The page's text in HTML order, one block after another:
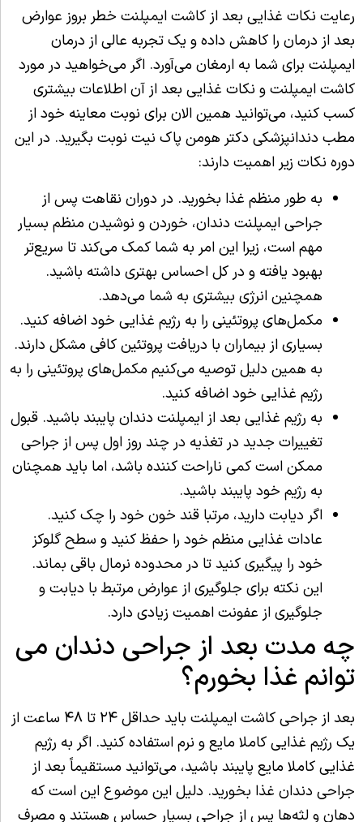
رعایت نکات غذایی بعد از کاشت ایمپلنت خطر بروز عوارض
بعد از درمان را کاهش داده و یک تجربه عالی از درمان
ایمپلنت برای شما به ارمغان می‌آورد. اگر می‌خواهید در مورد
کاشت ایمپلنت و نکات غذایی بعد از آن اطلاعات بیشتری
کسب کنید، می‌توانید همین الان برای نوبت معاینه خود از
مطب دندانپزشکی دکتر هومن پاک نیت نوبت بگیرید. در این
دوره نکات زیر اهمیت دارند:
به طور منظم غذا بخورید. در دوران نقاهت پس از
جراحی ایمپلنت دندان، خوردن و نوشیدن منظم بسیار
مهم است، زیرا این امر به شما کمک می‌کند تا سریع‌تر
بهبود یافته و در کل احساس بهتری داشته باشید.
همچنین انرژی بیشتری به شما می‌دهد.
مکمل‌های پروتئینی را به رژیم غذایی خود اضافه کنید.
بسیاری از بیماران با دریافت پروتئین کافی مشکل دارند.
به همین دلیل توصیه می‌کنیم مکمل‌های پروتئینی را به
رژیم غذایی خود اضافه کنید.
به رژیم غذایی بعد از ایمپلنت دندان پایبند باشید. قبول
تغییرات جدید در تغذیه در چند روز اول پس از جراحی
ممکن است کمی ناراحت کننده باشد، اما باید همچنان
به رژیم خود پایبند باشید.
اگر دیابت دارید، مرتبا قند خون خود را چک کنید.
عادات غذایی منظم خود را حفظ کنید و سطح گلوکز
خود را پیگیری کنید تا در محدوده نرمال باقی بماند.
این نکته برای جلوگیری از عوارض مرتبط با دیابت و
جلوگیری از عفونت اهمیت زیادی دارد.
چه مدت بعد از جراحی دندان می
توانم غذا بخورم؟
بعد از جراحی کاشت ایمپلنت باید حداقل ۲۴ تا ۴۸ ساعت از
یک رژیم غذایی کاملا مایع و نرم استفاده کنید. اگر به رژیم
غذایی کاملا مایع پایبند باشید، می‌توانید مستقیماً بعد از
جراحی دندان غذا بخورید. دلیل این موضوع این است که
دهان و لثه‌ها پس از جراحی بسیار حساس هستند و مصرف